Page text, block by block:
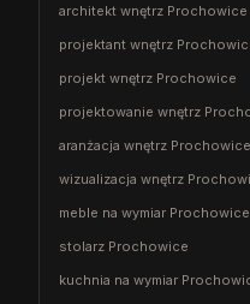
architekt wnętrz Prochowice
projektant wnętrz
projekt wnętrz Prochowice
projektowanie wnętrz
aranżacja wnętrz Prochowice
wizualizacja wnętrz
meble na wymiar Prochowice
stolarz Prochowice
kuchnia na wymiar